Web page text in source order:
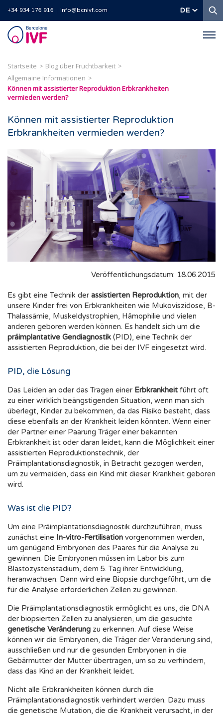
+34 934 176 916 info@bcnivf.com DE
Barcelona
IVF
Startseite
Blog über Fruchtbarkeit
Allgemaine Informationen
Können mit assistierter Reproduktion Erbkrankheiten
vermieden werden?
Können mit assistierter Reproduktion
Erbkrankheiten vermieden werden?
Veröffentlichungsdatum: 18.06.2015
Es gibt eine Technik der assistierten Reproduktion, mit der
unsere Kinder frei von Erbkrankheiten wie Mukoviszidose, B-
Thalassämie, Muskeldystrophien, Hämophilie und vielen
anderen geboren werden können. Es handelt sich um die
präimplantative Gendiagnostik (PID), eine Technik der
assistierten Reproduktion, die bei der IVF eingesetzt wird.
PID, die Lösung
Das Leiden an oder das Tragen einer Erbkrankheit führt oft
zu einer wirklich beängstigenden Situation, wenn man sich
überlegt, Kinder zu bekommen, da das Risiko besteht, dass
diese ebenfalls an der Krankheit leiden könnten. Wenn einer
der Partner einer Paarung Träger einer bekannten
Erbkrankheit ist oder daran leidet, kann die Möglichkeit einer
assistierten Reproduktionstechnik, der
Präimplantationsdiagnostik, in Betracht gezogen werden,
um zu vermeiden, dass ein Kind mit dieser Krankheit geboren
wird.
Was ist die PID?
Um eine Präimplantationsdiagnostik durchzuführen, muss
zunächst eine In-vitro-Fertilisation vorgenommen werden,
um genügend Embryonen des Paares für die Analyse zu
gewinnen. Die Embryonen müssen im Labor bis zum
Blastozystenstadium, dem 5. Tag ihrer Entwicklung,
heranwachsen. Dann wird eine Biopsie durchgeführt, um die
für die Analyse erforderlichen Zellen zu gewinnen.
Die Präimplantationsdiagnostik ermöglicht es uns, die DNA
der biopsierten Zellen zu analysieren, um die gesuchte
genetische Veränderung zu erkennen. Auf diese Weise
können wir die Embryonen, die Träger der Veränderung sind,
ausschließen und nur die gesunden Embryonen in die
Gebärmutter der Mutter übertragen, um so zu verhindern,
dass das Kind an der Krankheit leidet.
Nicht alle Erbkrankheiten können durch die
Präimplantationsdiagnostik verhindert werden. Dazu muss
die genetische Mutation, die die Krankheit verursacht, in der